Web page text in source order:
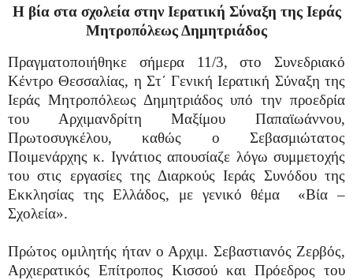
Η βία στα σχολεία στην Ιερατική Σύναξη της Ιεράς
Μητροπόλεως Δημητριάδος
Πραγματοποιήθηκε σήμερα 11/3, στο Συνεδριακό
Κέντρο Θεσσαλίας, η Στ΄ Γενική Ιερατική Σύναξη της
Ιεράς Μητροπόλεως Δημητριάδος υπό την προεδρία
του Αρχιμανδρίτη Μαξίμου Παπαϊωάννου,
Πρωτοσυγκέλου, καθώς ο Σεβασμιώτατος
Ποιμενάρχης κ. Ιγνάτιος απουσίαζε λόγω συμμετοχής
του στις εργασίες της Διαρκούς Ιεράς Συνόδου της
Εκκλησίας της Ελλάδος, με γενικό θέμα «Βία –
Σχολεία».
Πρώτος ομιλητής ήταν ο Αρχιμ. Σεβαστιανός Ζερβός,
Αρχιερατικός Επίτροπος Κισσού και Πρόεδρος του